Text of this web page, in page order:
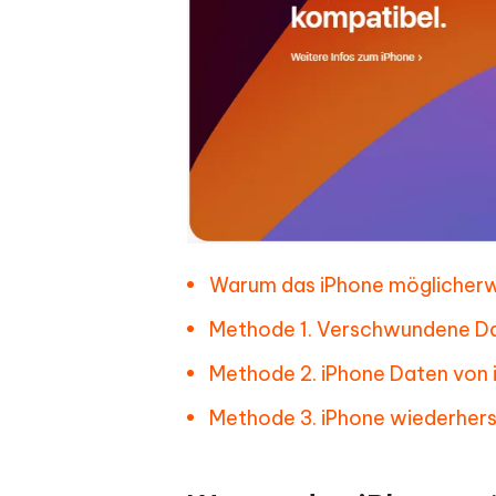
Warum das iPhone
Methode 1. Verschwundene
Methode 2. iPhone Daten
Methode 3. iPhone